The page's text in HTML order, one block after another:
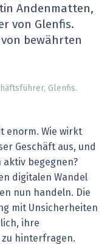
Andenmatten,
von Glenfis.
bewährten
Glenfis.
enorm. Wie wirkt
Geschäft aus, und
aktiv begegnen?
digitalen Wandel
nun handeln. Die
mit Unsicherheiten
ihre
zu hinterfragen.